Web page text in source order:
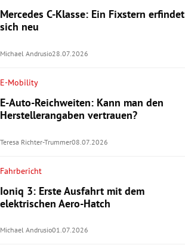
Mercedes C-Klasse: Ein Fixstern erfindet
sich neu
Michael Andrusio28.07.2026
E-Mobility
E-Auto-Reichweiten: Kann man den
Herstellerangaben vertrauen?
Teresa Richter-Trummer08.07.2026
Fahrbericht
Ioniq 3: Erste Ausfahrt mit dem
elektrischen Aero-Hatch
Michael Andrusio01.07.2026